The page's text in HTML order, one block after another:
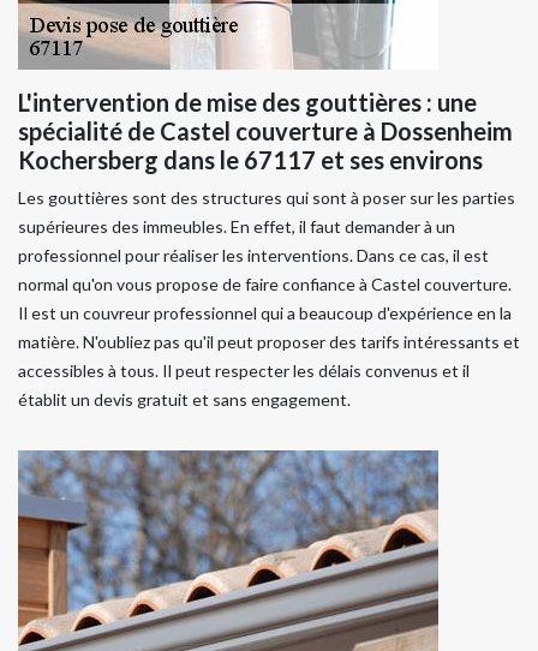
L'intervention de mise des gouttières : une
spécialité de Castel couverture à Dossenheim
Kochersberg dans le 67117 et ses environs
Les gouttières sont des structures qui sont à poser sur les parties
supérieures des immeubles. En effet, il faut demander à un
professionnel pour réaliser les interventions. Dans ce cas, il est
normal qu'on vous propose de faire confiance à Castel couverture.
Il est un couvreur professionnel qui a beaucoup d'expérience en la
matière. N'oubliez pas qu'il peut proposer des tarifs intéressants et
accessibles à tous. Il peut respecter les délais convenus et il
établit un devis gratuit et sans engagement.